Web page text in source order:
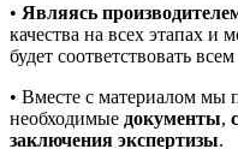
• Являясь
качества на всех этапах и
будет соответствовать
• Вместе с материалом мы
необходимые документы,
заключения экспертизы.